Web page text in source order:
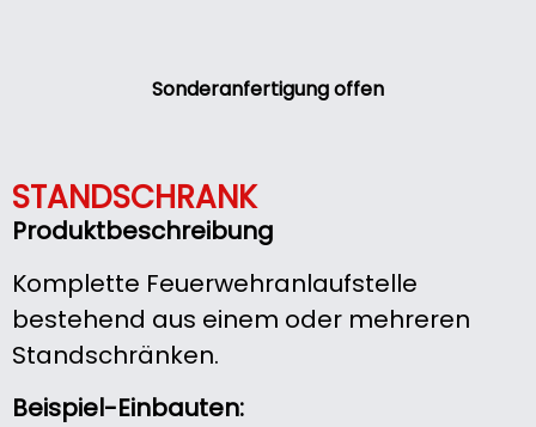
Sonderanfertigung offen
STANDSCHRANK
Produktbeschreibung
Komplette Feuerwehranlaufstelle
bestehend aus einem oder mehreren
Standschränken.
Beispiel-Einbauten: